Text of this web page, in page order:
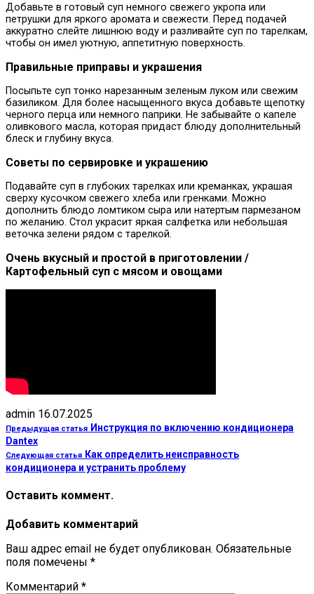
Добавьте в готовый суп немного свежего укропа или
петрушки для яркого аромата и свежести. Перед подачей
аккуратно слейте лишнюю воду и разливайте суп по тарелкам,
чтобы он имел уютную, аппетитную поверхность.
Правильные приправы и украшения
Посыпьте суп тонко нарезанным зеленым луком или свежим
базиликом. Для более насыщенного вкуса добавьте щепотку
черного перца или немного паприки. Не забывайте о капеле
оливкового масла, которая придаст блюду дополнительный
блеск и глубину вкуса.
Советы по сервировке и украшению
Подавайте суп в глубоких тарелках или креманках, украшая
сверху кусочком свежего хлеба или гренками. Можно
дополнить блюдо ломтиком сыра или натертым пармезаном
по желанию. Стол украсит яркая салфетка или небольшая
веточка зелени рядом с тарелкой.
Очень вкусный и простой в приготовлении /
Картофельный суп с мясом и овощами
admin 16.07.2025
Предыдущая статья Инструкция по включению кондиционера
Dantex
Следующая статья Как определить неисправность
кондиционера и устранить проблему
Оставить коммент.
Добавить комментарий
Ваш адрес email не будет опубликован. Обязательные
поля помечены *
Комментарий *